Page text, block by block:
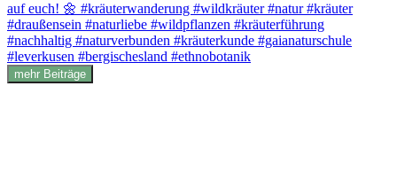
mehr Beiträge